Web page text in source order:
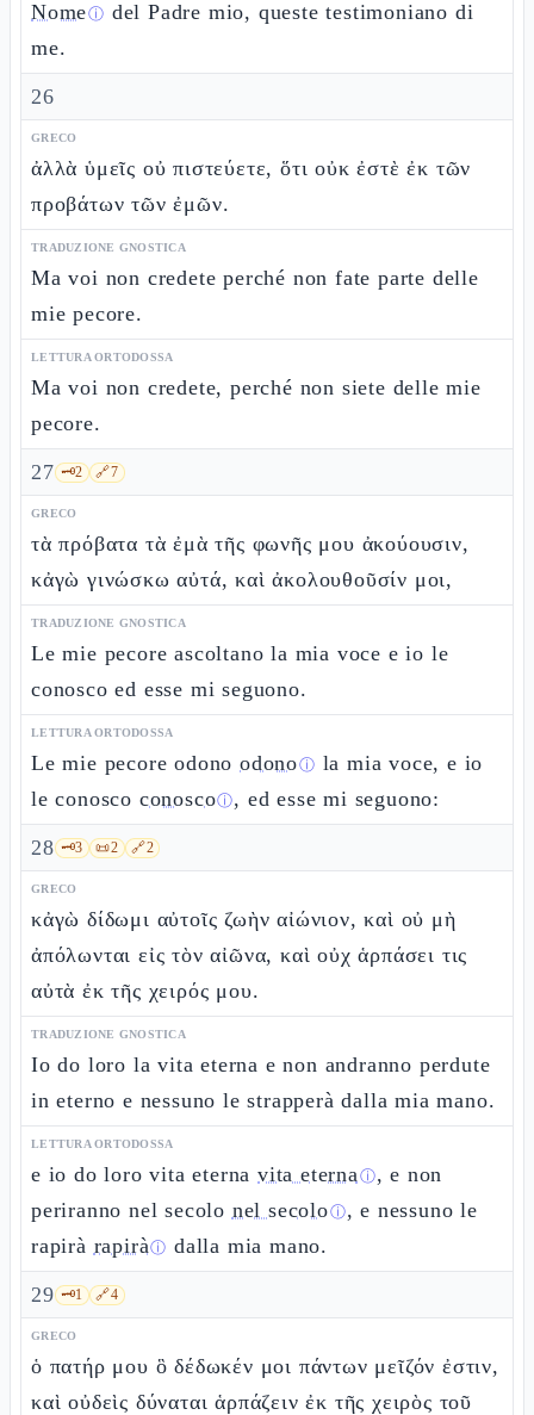
Nomeⓘ del Padre mio, queste testimoniano di
me.
26
GRECO
ἀλλὰ ὑμεῖς οὐ πιστεύετε, ὅτι οὐκ ἐστὲ ἐκ τῶν
προβάτων τῶν ἐμῶν.
TRADUZIONE GNOSTICA
Ma voi non credete perché non fate parte delle
mie pecore.
LETTURA ORTODOSSA
Ma voi non credete, perché non siete delle mie
pecore.
27 🗝️2 🔗7
GRECO
τὰ πρόβατα τὰ ἐμὰ τῆς φωνῆς μου ἀκούουσιν,
κἀγὼ γινώσκω αὐτά, καὶ ἀκολουθοῦσίν μοι,
TRADUZIONE GNOSTICA
Le mie pecore ascoltano la mia voce e io le
conosco ed esse mi seguono.
LETTURA ORTODOSSA
Le mie pecore odonoodonoⓘ la mia voce, e io
le conosco conoscoⓘ, ed esse mi seguono:
28 🗝️3 📜2 🔗2
GRECO
κἀγὼ δίδωμι αὐτοῖς ζωὴν αἰώνιον, καὶ οὐ μὴ
ἀπόλωνται εἰς τὸν αἰῶνα, καὶ οὐχ ἁρπάσει τις
αὐτὰ ἐκ τῆς χειρός μου.
TRADUZIONE GNOSTICA
Io do loro la vita eterna e non andranno perdute
in eterno e nessuno le strapperà dalla mia mano.
LETTURA ORTODOSSA
e io do loro vita eternavita eternaⓘ, e non
periranno nel secolo nel secoloⓘ, e nessuno le
rapirà rapiràⓘ dalla mia mano.
29 🗝️1 🔗4
GRECO
ὁ πατήρ μου ὃ δέδωκέν μοι πάντων μεῖζόν ἐστιν,
καὶ οὐδεὶς δύναται ἁρπάζειν ἐκ τῆς χειρὸς τοῦ